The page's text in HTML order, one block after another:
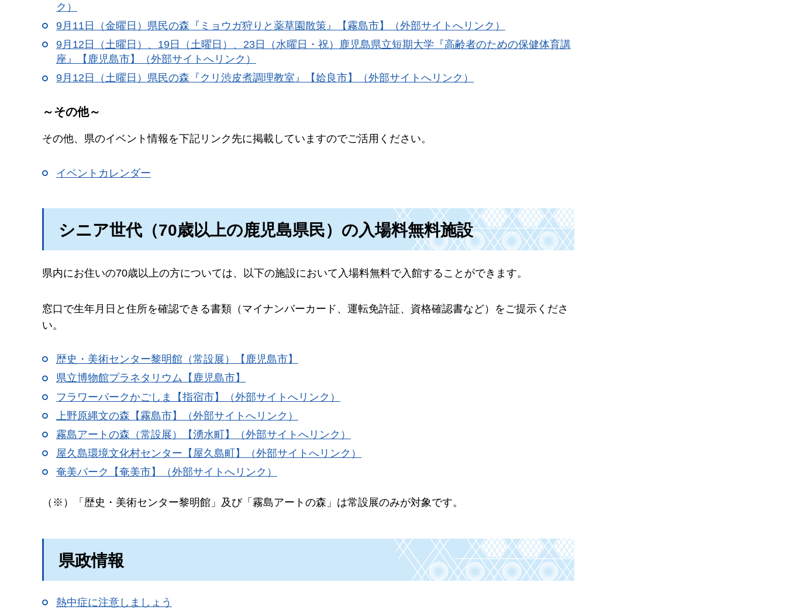
ク）
9月11日（金曜日）県民の森『ミョウガ狩りと薬草園散策』【霧島市】（外部サイトへリンク）
9月12日（土曜日）、19日（土曜日）、23日（水曜日・祝）鹿児島県立短期大学『高齢者のための保健体育講
座』【鹿児島市】（外部サイトへリンク）
9月12日（土曜日）県民の森『クリ渋皮煮調理教室』【姶良市】（外部サイトへリンク）
～その他～
その他、県のイベント情報を下記リンク先に掲載していますのでご活用ください。
イベントカレンダー
シニア世代（70歳以上の鹿児島県民）の入場料無料施設
県内にお住いの70歳以上の方については、以下の施設において入場料無料で入館することができます。
窓口で生年月日と住所を確認できる書類（マイナンバーカード、運転免許証、資格確認書など）をご提示くださ
い。
歴史・美術センター黎明館（常設展）【鹿児島市】
県立博物館プラネタリウム【鹿児島市】
フラワーパークかごしま【指宿市】（外部サイトへリンク）
上野原縄文の森【霧島市】（外部サイトへリンク）
霧島アートの森（常設展）【湧水町】（外部サイトへリンク）
屋久島環境文化村センター【屋久島町】（外部サイトへリンク）
奄美パーク【奄美市】（外部サイトへリンク）
（※）「歴史・美術センター黎明館」及び「霧島アートの森」は常設展のみが対象です。
県政情報
熱中症に注意しましょう